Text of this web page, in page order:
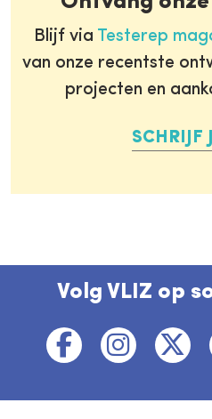
Blijf via Testerep
van onze recentste
projecten en
SCHRIJF
Volg VLIZ op